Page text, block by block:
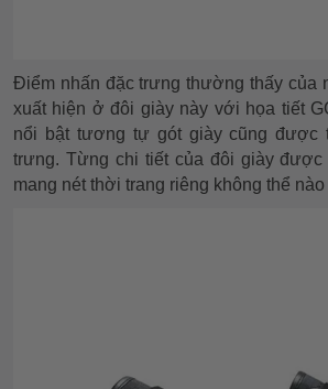
Điểm nhấn đặc trưng thường thấy của
xuất hiện ở đôi giày này với họa tiết
nổi bật tương tự gót giày cũng được
trưng. Từng chi tiết của đôi giày được
mang nét thời trang riêng không thể